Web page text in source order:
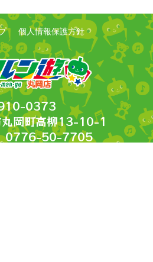
個人情報保護方針
0373
丸岡町高柳13-10-1
0776-50-7705